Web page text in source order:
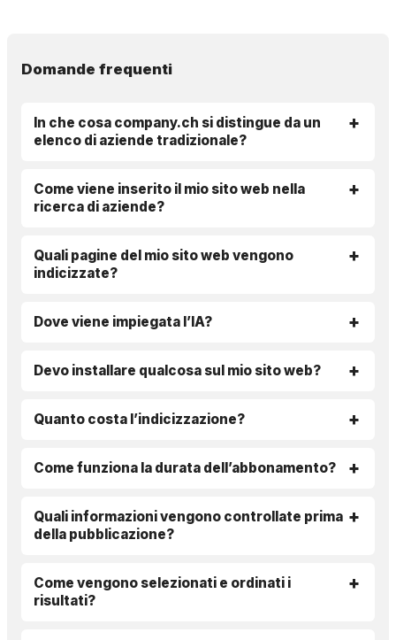
Domande frequenti
In che cosa company.ch si distingue da un
elenco di aziende tradizionale?
Come viene inserito il mio sito web nella
ricerca di aziende?
Quali pagine del mio sito web vengono
indicizzate?
Dove viene impiegata l’IA?
Devo installare qualcosa sul mio sito web?
Quanto costa l’indicizzazione?
Come funziona la durata dell’abbonamento?
Quali informazioni vengono controllate prima
della pubblicazione?
Come vengono selezionati e ordinati i
risultati?